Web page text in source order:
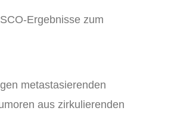
Ergebnisse zum
metastasierenden
aus zirkulierenden